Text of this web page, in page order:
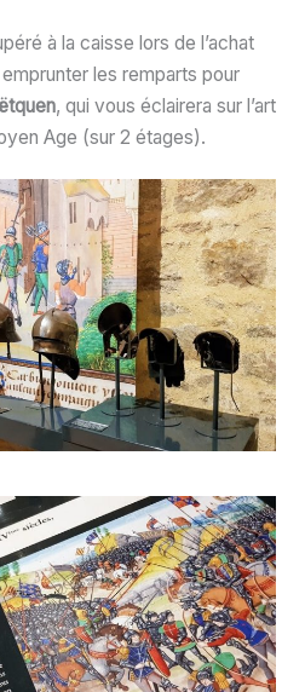
à la caisse lors de l’achat
les remparts pour
, qui vous éclairera sur l’art
Age (sur 2 étages).